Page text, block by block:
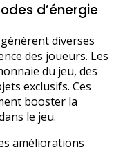
d’énergie
diverses
des joueurs. Les
du jeu, des
exclusifs. Ces
booster la
le jeu.
améliorations